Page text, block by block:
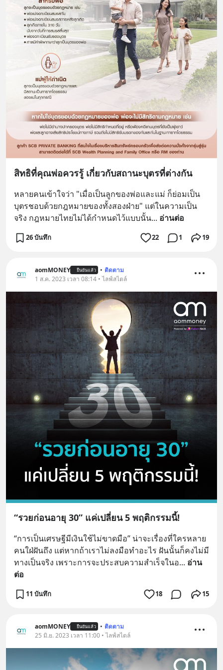
สิทธิที่คุณพ่อควรรู้ เกี่ยวกับสถานะบุตรที่ต่างกัน
หลายคนเข้าใจว่า "เมื่อเป็นลูกของพ่อและแม่ ก็ย่อมเป็น
บุตรชอบด้วยกฎหมายของทั้งสองฝ่าย" แต่ในความเป็น
จริง กฎหมายไทยไม่ได้กำหนดไว้แบบนั้น... อ่านต่อ
26 บันทึก 22 1 19
aomMONEY ยืนยันแล้ว • ติดตาม
1 ส.ค. 2023 เวลา 08:14 • ไลฟ์สไตล์
“รวยก่อนอายุ 30” แค่เปลี่ยน 5 พฤติกรรมนี้!
“การเป็นเศรษฐีมีเงินใช้ไม่ขาดมือ” น่าจะเรื่องที่ใครหลาย
คนใฝ่ฝันถึง แต่หากถ้าเราไม่ลงมือทำอะไร ฝันนั้นก็คงไม่มี
ทางเป็นจริง เพราะการจะประสบความสำเร็จในอ... อ่าน
ต่อ
11 บันทึก 18 15
aomMONEY ยืนยันแล้ว • ติดตาม
25 มิ.ย. 2023 เวลา 11:00 • ไลฟ์สไตล์